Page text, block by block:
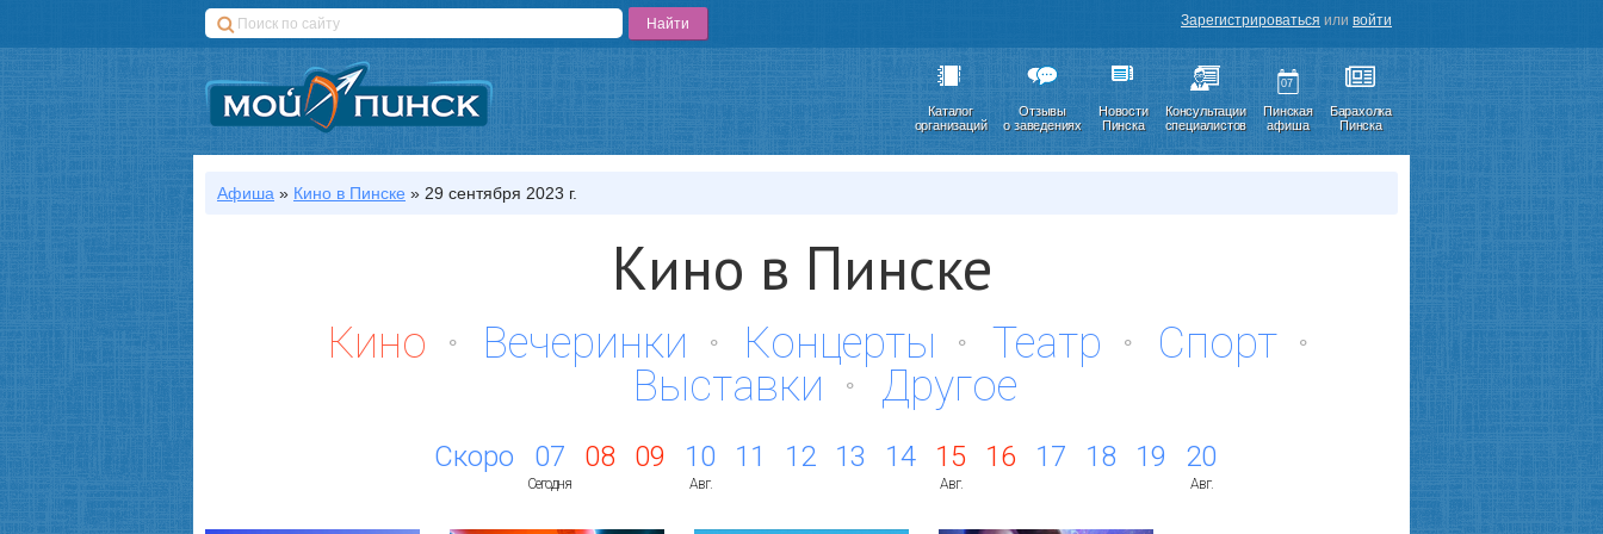
Зарегистрироваться или войти
Каталог
организаций
Отзывы
о заведениях
Новости
Пинска
Консультации
специалистов
07
Пинская
афиша
Барахолка
Пинска
Афиша » Кино в Пинске » 29 сентября 2023 г.
Кино в Пинске
Кино Вечеринки Концерты Театр
Спорт
Выставки
Другое
Скоро 07
Сегодня
08 09 10
Авг.
11 12 13 14 15
Авг.
16 17 18 19 20
Авг.